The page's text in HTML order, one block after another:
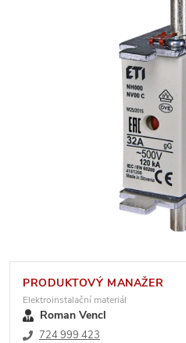
PRODUKTOVÝ MANAŽER
Elektroinstalační materiál
Roman Vencl
724 999 423